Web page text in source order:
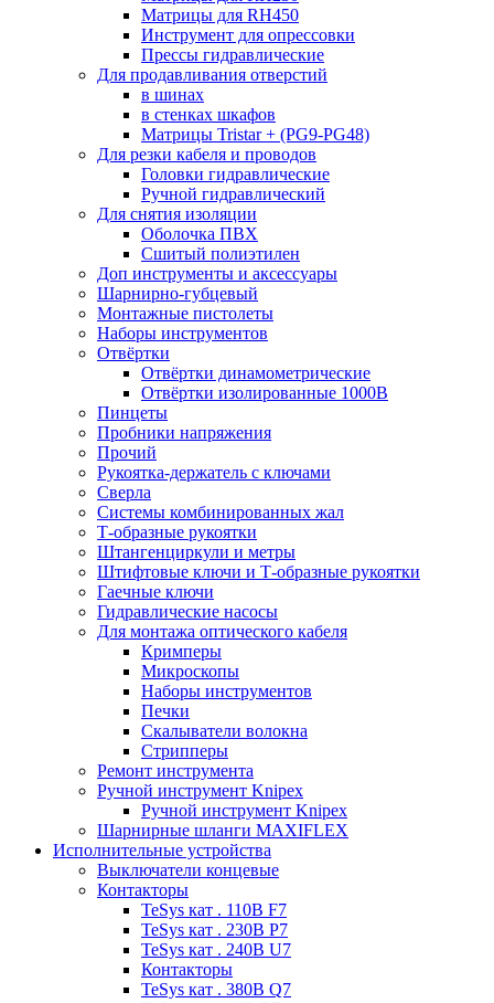
Матрицы для RH450
Инструмент для опрессовки
Прессы гидравлические
Для продавливания отверстий
в шинах
в стенках шкафов
Матрицы Tristar + (PG9-PG48)
Для резки кабеля и проводов
Головки гидравлические
Ручной гидравлический
Для снятия изоляции
Оболочка ПВХ
Сшитый полиэтилен
Доп инструменты и аксессуары
Шарнирно-губцевый
Монтажные пистолеты
Наборы инструментов
Отвёртки
Отвёртки динамометрические
Отвёртки изолированные 1000В
Пинцеты
Пробники напряжения
Прочий
Рукоятка-держатель с ключами
Сверла
Системы комбинированных жал
Т-образные рукоятки
Штангенциркули и метры
Штифтовые ключи и Т-образные рукоятки
Гаечные ключи
Гидравлические насосы
Для монтажа оптического кабеля
Кримперы
Микроскопы
Наборы инструментов
Печки
Скалыватели волокна
Стрипперы
Ремонт инструмента
Ручной инструмент Knipex
Ручной инструмент Knipex
Шарнирные шланги MAXIFLEX
Исполнительные устройства
Выключатели концевые
Контакторы
TeSys кат . 110В F7
TeSys кат . 230В P7
TeSys кат . 240В U7
Контакторы
TeSys кат . 380В Q7